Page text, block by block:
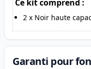
Ce kit comprend :
2 x Noir haute
Garanti pour